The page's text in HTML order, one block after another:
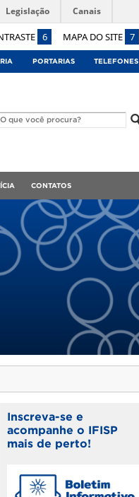
6 MAPA DO SITE 7
Legislação Canais
PORTARIAS TELEFONES
CONTATOS
Inscreva-se e
acompanhe o IFISP
mais de perto!